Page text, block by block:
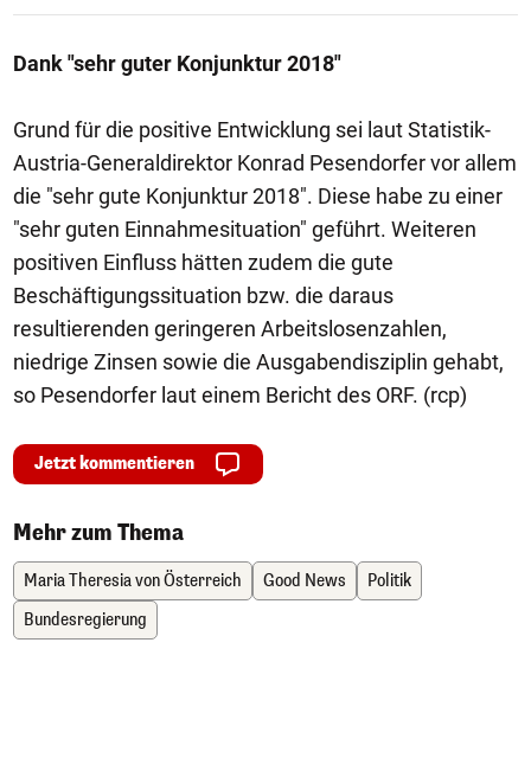
Dank "sehr guter Konjunktur 2018"
Grund für die positive Entwicklung sei laut Statistik-
Austria-Generaldirektor Konrad Pesendorfer vor allem
die "sehr gute Konjunktur 2018". Diese habe zu einer
"sehr guten Einnahmesituation" geführt. Weiteren
positiven Einfluss hätten zudem die gute
Beschäftigungssituation bzw. die daraus
resultierenden geringeren Arbeitslosenzahlen,
niedrige Zinsen sowie die Ausgabendisziplin gehabt,
so Pesendorfer laut einem Bericht des ORF. (rcp)
Jetzt kommentieren
Mehr zum Thema
Maria Theresia von Österreich Good News
Politik
Bundesregierung